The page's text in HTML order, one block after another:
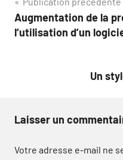
Navigation
de
Augmentation de la
l’utilisation d’un
Un
Laisser un
Votre adresse e-mail ne